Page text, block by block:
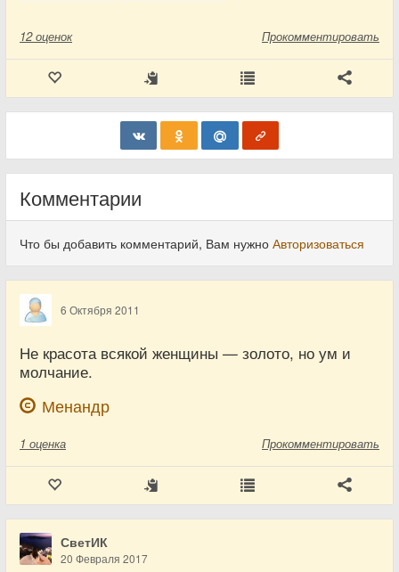
12 оценок Прокомментировать
Комментарии
Что бы добавить комментарий, Вам нужно Авторизоваться
6 Октября 2011
Не красота всякой женщины — золото, но ум и
молчание.
Менандр
1 оценка Прокомментировать
СветИК
20 Февраля 2017